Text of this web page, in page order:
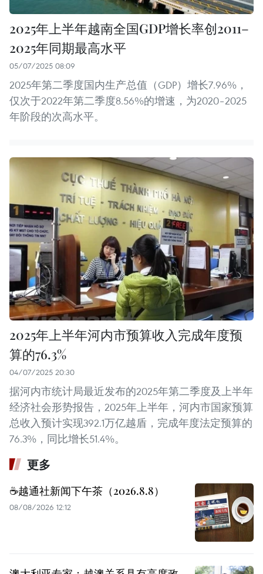
2025年上半年越南全国GDP增长率创2011–
2025年同期最高水平
05/07/2025 08:09
2025年第二季度国内生产总值（GDP）增长7.96%，
仅次于2022年第二季度8.56%的增速，为2020–2025
年阶段的次高水平。
2025年上半年河内市预算收入完成年度预
算的76.3%
04/07/2025 20:30
据河内市统计局最近发布的2025年第二季度及上半年
经济社会形势报告，2025年上半年，河内市国家预算
总收入预计实现392.1万亿越盾，完成年度法定预算的
76.3%，同比增长51.4%。
更多
☕️越通社新闻下午茶（2026.8.8）
08/08/2026 12:12